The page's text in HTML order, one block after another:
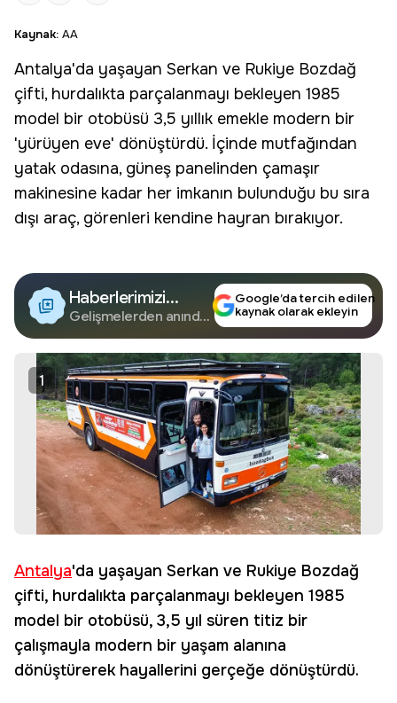
Kaynak: AA
Antalya'da yaşayan Serkan ve Rukiye Bozdağ
çifti, hurdalıkta parçalanmayı bekleyen 1985
model bir otobüsü 3,5 yıllık emekle modern bir
'yürüyen eve' dönüştürdü. İçinde mutfağından
yatak odasına, güneş panelinden çamaşır
makinesine kadar her imkanın bulunduğu bu sıra
dışı araç, görenleri kendine hayran bırakıyor.
Haberlerimizi
Google'da Takip
Edin
Gelişmelerden anında
Google’da tercih edilen
kaynak olarak ekleyin
1
Antalya'da yaşayan Serkan ve Rukiye Bozdağ
çifti, hurdalıkta parçalanmayı bekleyen 1985
model bir otobüsü, 3,5 yıl süren titiz bir
çalışmayla modern bir yaşam alanına
dönüştürerek hayallerini gerçeğe dönüştürdü.